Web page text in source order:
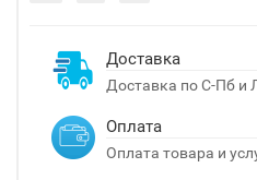
Доставка
Доставка по С-Пб и
Оплата
Оплата товара и